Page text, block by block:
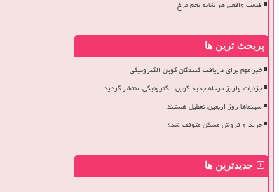
قیمت واقعی هر شانه تخم مرغ
پربحث ترین ها
خبر مهم برای دریافت کنندگان کوپن الکترونیکی
جزئیات واریز مرحله جدید کوپن الکترونیکی منتشر گردید
سینماها روز اربعین تعطیل هستند
خرید و فروش مسکن متوقف شد؟
جدیدترین ها